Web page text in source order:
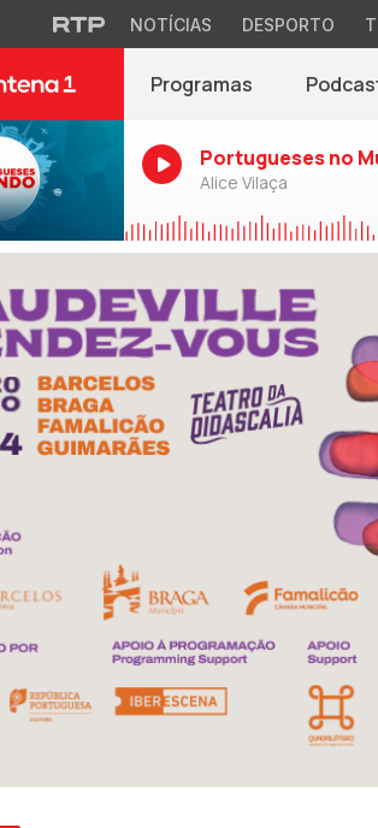
NOTÍCIAS DESPORTO
Programas
Portugueses no
Alice Vilaça